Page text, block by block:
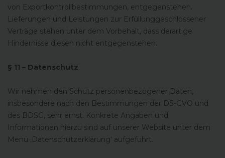
von Exportkontrollbestimmungen, entgegenstehen.
Lieferungen und Leistungen zur Erfüllunggeschlossener
Verträge stehen unter dem Vorbehalt, dass derartige
Hindernisse diesen nicht entgegenstehen.
§ 11 – Datenschutz
Wir nehmen den Schutz personenbezogener Daten,
insbesondere nach den Bestimmungen der DS-GVO und
des BDSG, sehr ernst. Konkrete Angaben und
Informationen hierzu sind auf unserer Website unter dem
Menü ‚Datenschutzerklärung‘ aufgeführt.